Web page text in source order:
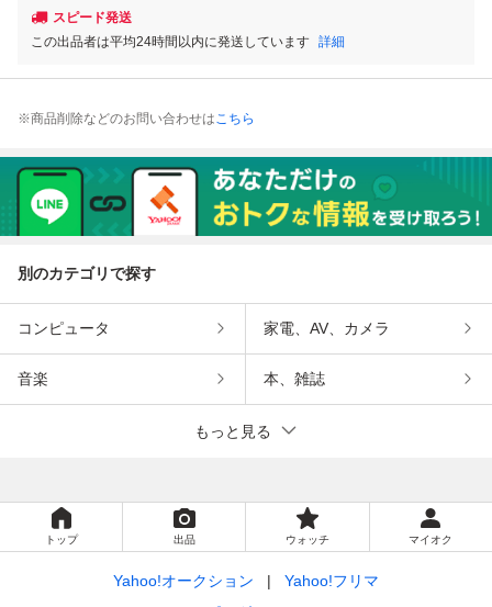
スピード発送
この出品者は平均24時間以内に発送しています 詳細
※商品削除などのお問い合わせはこちら
別のカテゴリで探す
コンピュータ 家電、AV、カメラ
音楽 本、雑誌
もっと見る
トップ 出品 ウォッチ マイオク
Yahoo!オークション
Yahoo!フリマ